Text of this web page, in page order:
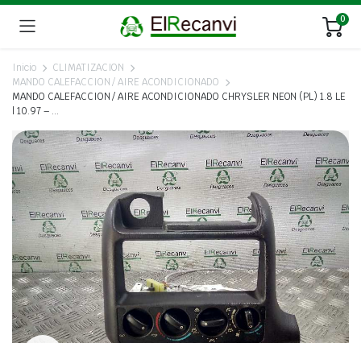
0
Inicio
CLIMATIZACION
MANDO CALEFACCION / AIRE ACONDICIONADO
MANDO CALEFACCION / AIRE ACONDICIONADO CHRYSLER NEON (PL) 1.8 LE
| 10.97 – …